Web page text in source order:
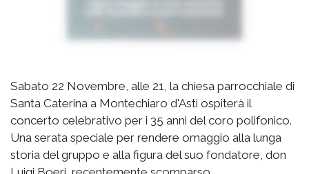
Sabato 22 Novembre, alle 21, la chiesa parrocchiale di
Santa Caterina a Montechiaro d'Asti ospiterà il
concerto celebrativo per i 35 anni del coro polifonico.
Una serata speciale per rendere omaggio alla lunga
storia del gruppo e alla figura del suo fondatore, don